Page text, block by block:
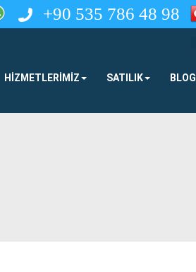
+90 535 786 48 98
HIZMETLERIMIZ SATILIK BLOG